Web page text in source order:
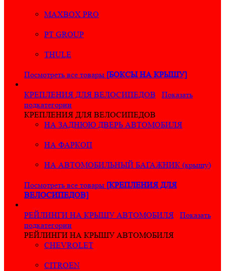
MAXBOX PRO
PT GROUP
THULE
Посмотреть все товары [БОКСЫ НА КРЫШУ]
КРЕПЛЕНИЯ ДЛЯ ВЕЛОСИПЕДОВ
Показать
подкатегории
КРЕПЛЕНИЯ ДЛЯ ВЕЛОСИПЕДОВ
НА ЗАДНЮЮ ДВЕРЬ АВТОМОБИЛЯ
НА ФАРКОП
НА АВТОМОБИЛЬНЫЙ БАГАЖНИК (крышу)
Посмотреть все товары [КРЕПЛЕНИЯ ДЛЯ
ВЕЛОСИПЕДОВ]
РЕЙЛИНГИ НА КРЫШУ АВТОМОБИЛЯ
Показать
подкатегории
РЕЙЛИНГИ НА КРЫШУ АВТОМОБИЛЯ
CHEVROLET
CITROEN